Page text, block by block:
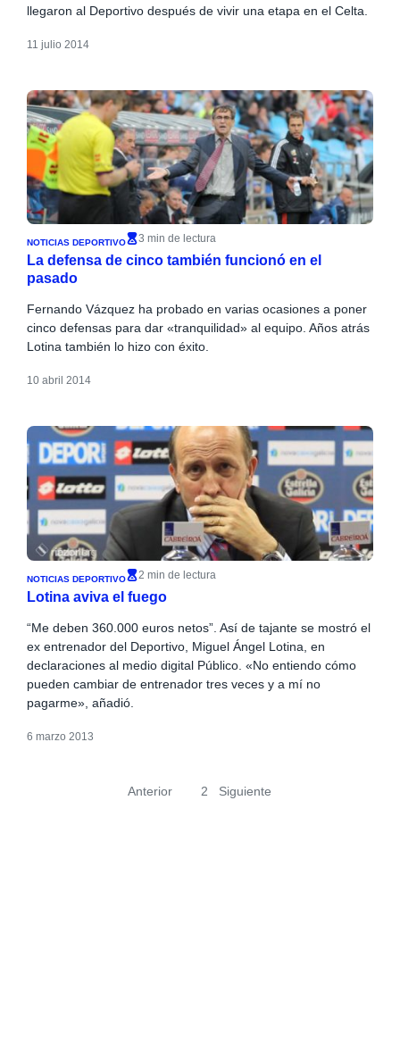
llegaron al Deportivo después de vivir una etapa en el Celta.
11 julio 2014
NOTICIAS DEPORTIVO 3 min de lectura
La defensa de cinco también funcionó en el
pasado
Fernando Vázquez ha probado en varias ocasiones a poner
cinco defensas para dar «tranquilidad» al equipo. Años atrás
Lotina también lo hizo con éxito.
10 abril 2014
NOTICIAS DEPORTIVO 2 min de lectura
Lotina aviva el fuego
“Me deben 360.000 euros netos”. Así de tajante se mostró el
ex entrenador del Deportivo, Miguel Ángel Lotina, en
declaraciones al medio digital Público. «No entiendo cómo
pueden cambiar de entrenador tres veces y a mí no
pagarme», añadió.
6 marzo 2013
Anterior 2 Siguiente